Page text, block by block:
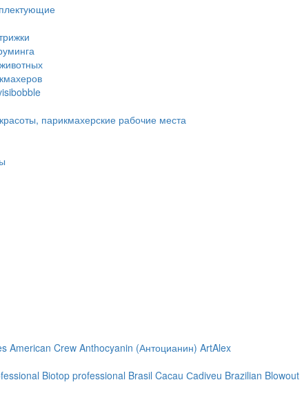
парикмахерские рабочие места
American Crew Anthocyanin (Антоцианин) ArtAlex
Biotop professional Brasil Cacau Сadiveu Brazilian Blowout